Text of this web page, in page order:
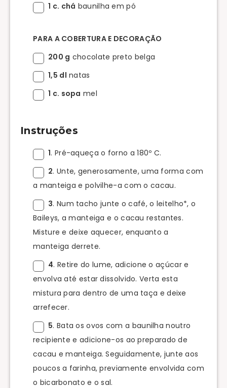
1 c. chá baunilha em pó
PARA A COBERTURA E DECORAÇÃO
200 g chocolate preto belga
1,5 dl natas
1 c. sopa mel
Instruções
1. Pré-aqueça o forno a 180º C.
2. Unte, generosamente, uma forma com
a manteiga e polvilhe-a com o cacau.
3. Num tacho junte o café, o leitelho*, o
Baileys, a manteiga e o cacau restantes.
Misture e deixe aquecer, enquanto a
manteiga derrete.
4. Retire do lume, adicione o açúcar e
envolva até estar dissolvido. Verta esta
mistura para dentro de uma taça e deixe
arrefecer.
5. Bata os ovos com a baunilha noutro
recipiente e adicione-os ao preparado de
cacau e manteiga. Seguidamente, junte aos
poucos a farinha, previamente envolvida com
o bicarbonato e o sal.